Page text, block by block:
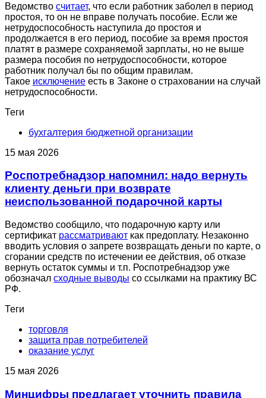
Ведомство считает, что если работник заболел в период
простоя, то он не вправе получать пособие. Если же
нетрудоспособность наступила до простоя и
продолжается в его период, пособие за время простоя
платят в размере сохраняемой зарплаты, но не выше
размера пособия по нетрудоспособности, которое
работник получал бы по общим правилам.
Такое исключение есть в Законе о страховании на случай
нетрудоспособности.
Теги
бухгалтерия бюджетной организации
15 мая 2026
Роспотребнадзор напомнил: надо вернуть
клиенту деньги при возврате
неиспользованной подарочной карты
Ведомство сообщило, что подарочную карту или
сертификат рассматривают как предоплату. Незаконно
вводить условия о запрете возвращать деньги по карте, о
сгорании средств по истечении ее действия, об отказе
вернуть остаток суммы и т.п. Роспотребнадзор уже
обозначал сходные выводы со ссылками на практику ВС
РФ.
Теги
торговля
защита прав потребителей
оказание услуг
15 мая 2026
Минцифры предлагает уточнить правила